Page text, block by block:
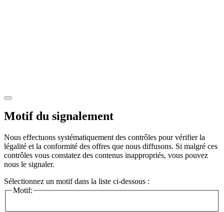
Motif du signalement
Nous effectuons systématiquement des contrôles pour vérifier la
légalité et la conformité des offres que nous diffusons. Si malgré ces
contrôles vous constatez des contenus inappropriés, vous pouvez
nous le signaler.
Sélectionnez un motif dans la liste ci-dessous :
Motif: